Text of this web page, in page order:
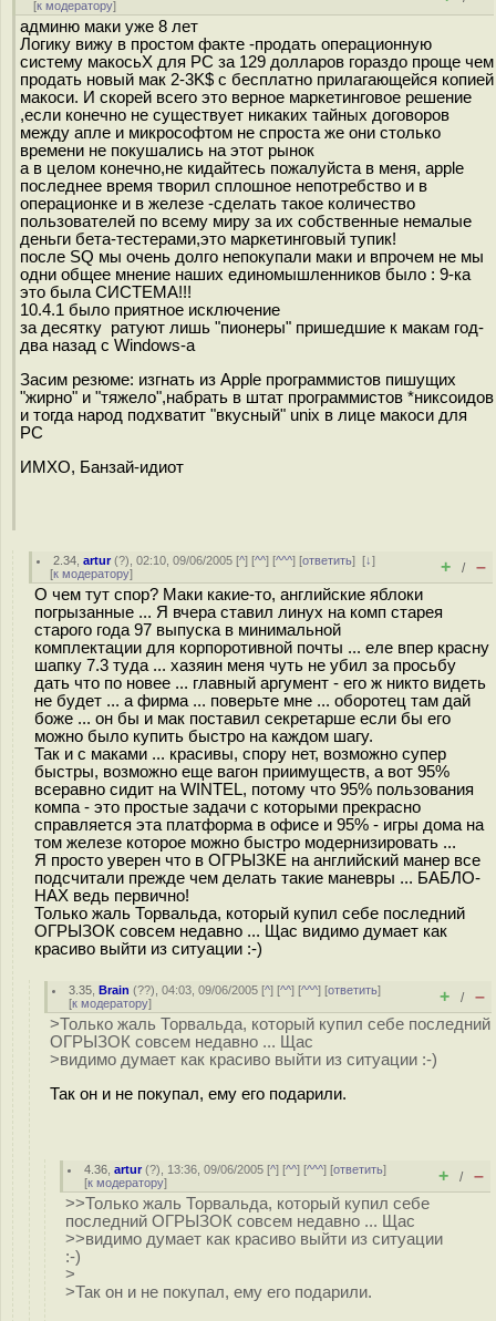
[к модератору]
админю маки уже 8 лет
Логику вижу в простом факте -продать операционную
систему макосьX для PC за 129 долларов гораздо проще чем
продать новый мак 2-3K$ с бесплатно прилагающейся копией
макоси. И скорей всего это верное маркетинговое решение
,если конечно не существует никаких тайных договоров
между апле и микрософтом не спроста же они столько
времени не покушались на этот рынок
а в целом конечно,не кидайтесь пожалуйста в меня, apple
последнее время творил сплошное непотребство и в
операционке и в железе -сделать такое количество
пользователей по всему миру за их собственные немалые
деньги бета-тестерами,это маркетинговый тупик!
после SQ мы очень долго непокупали маки и впрочем не мы
одни общее мнение наших единомышленников было : 9-ка
это была СИСТЕМА!!!
10.4.1 было приятное исключение
за десятку ратуют лишь "пионеры" пришедшие к макам год-
два назад с Windows-a
Засим резюме: изгнать из Apple программистов пишущих
"жирно" и "тяжело",набрать в штат программистов *никсоидов
и тогда народ подхватит "вкусный" unix в лице макоси для
PC
ИМХО, Банзай-идиот
2.34 ,artur(?), 02:10, 09/06/2005 [^] [^^] [^^^] [ответить][↓]
[к модератору] + / –
О чем тут спор? Маки какие-то, английские яблоки
погрызанные ... Я вчера ставил линух на комп старея
старого года 97 выпуска в минимальной
комплектации для корпоротивной почты ... еле впер красну
шапку 7.3 туда ... хазяин меня чуть не убил за просьбу
дать что по новее ... главный аргумент - его ж никто видеть
не будет ... а фирма ... поверьте мне ... оборотец там дай
боже ... он бы и мак поставил секретарше если бы его
можно было купить быстро на каждом шагу.
Так и с маками ... красивы, спору нет, возможно супер
быстры, возможно еще вагон приимуществ, а вот 95%
всеравно сидит на WINTEL, потому что 95% пользования
компа - это простые задачи с которыми прекрасно
справляется эта платформа в офисе и 95% - игры дома на
том железе которое можно быстро модернизировать ...
Я просто уверен что в ОГРЫЗКЕ на английский манер все
подсчитали прежде чем делать такие маневры ... БАБЛО-
НАХ ведь первично!
Только жаль Торвальда, который купил себе последний
ОГРЫЗОК совсем недавно ... Щас видимо думает как
красиво выйти из ситуации :-)
3.35 ,Brain (??), 04:03, 09/06/2005 [^] [^^] [^^^] [ответить]
[к модератору] + / –
>Только жаль Торвальда, который купил себе последний
ОГРЫЗОК совсем недавно ... Щас
>видимо думает как красиво выйти из ситуации :-)
Так он и не покупал, ему его подарили.
4.36 ,artur(?), 13:36, 09/06/2005 [^] [^^] [^^^] [ответить]
[к модератору] + / –
>>Только жаль Торвальда, который купил себе
последний ОГРЫЗОК совсем недавно ... Щас
>>видимо думает как красиво выйти из ситуации
:-)
>
>Так он и не покупал, ему его подарили.